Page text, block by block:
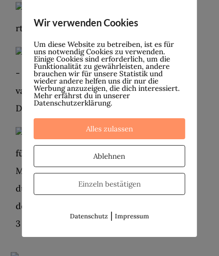
wissen solltest
9. FEBRUAR 2023
Vaginose – eine vaginale Dysbiose
2. FEBRUAR 2023
Ursachen für Missempfindungen in der
26. JANUAR 2023
Wir verwenden Cookies
Um diese Website zu betreiben, ist es für
uns notwendig Cookies zu verwenden.
Einige Cookies sind erforderlich, um die
Funktionalität zu gewährleisten, andere
brauchen wir für unsere Statistik und
wieder andere helfen uns dir nur die
Werbung anzuzeigen, die dich interessiert.
Mehr erfährst du in unserer
Datenschutzerklärung.
Alles zulassen
Ablehnen
Einzeln bestätigen
Datenschutz | Impressum